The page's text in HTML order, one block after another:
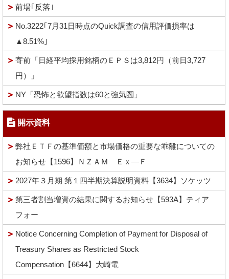
前場｢反落｣
No.3222｢7月31日時点のQuick調査の信用評価損率は
▲8.51%｣
寄前「日経平均採用銘柄のＥＰＳは3,812円（前日3,727
円）」
NY「恐怖と欲望指数は60と強気圏」
開示資料
弊社ＥＴＦの基準価額と市場価格の重要な乖離についての
お知らせ【1596】ＮＺＡＭ Ｅｘ―Ｆ
2027年３月期 第１四半期決算説明資料【3634】ソケッツ
第三者割当増資の結果に関するお知らせ【593A】ティア
フォー
Notice Concerning Completion of Payment for Disposal of
Treasury Shares as Restricted Stock
Compensation【6644】大崎電